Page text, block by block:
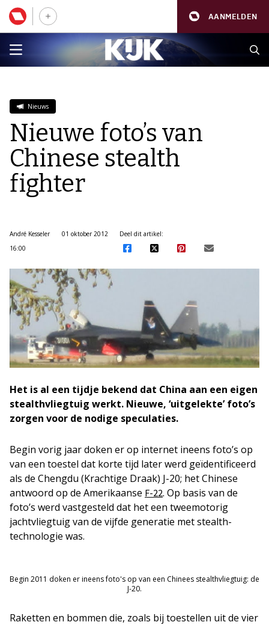
AANMELDEN
Nieuws
Nieuwe foto’s van
Chinese stealth
fighter
André Kesseler
01 oktober 2012
16:00
Deel dit artikel:
Het is al een tijdje bekend dat China aan een eigen
stealthvliegtuig werkt. Nieuwe, ‘uitgelekte’ foto’s
zorgen voor de nodige speculaties.
Begin vorig jaar doken er op internet ineens foto’s op
van een toestel dat korte tijd later werd geïdentificeerd
als de Chengdu (Krachtige Draak) J-20; het Chinese
antwoord op de Amerikaanse F-22. Op basis van de
foto’s werd vastgesteld dat het een tweemotorig
jachtvliegtuig van de vijfde generatie met stealth-
technologie was.
Begin 2011 doken er ineens foto's op van een Chinees stealthvliegtuig: de
J-20.
Raketten en bommen die, zoals bij toestellen uit de vier